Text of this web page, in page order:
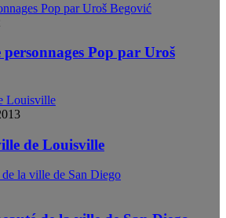
Pop par Uroš Begović
Pop par Uroš
Louisville
de Louisville
la ville de San Diego